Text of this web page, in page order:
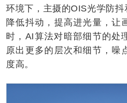
环境下，主摄的OIS光学防
降低抖动，提高进光量，让
时，AI算法对暗部细节的处
原出更多的层次和细节，噪
度高。